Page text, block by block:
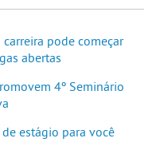
pode começar
abertas
4º Seminário
estágio para você